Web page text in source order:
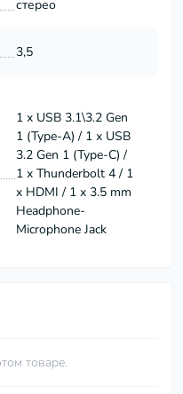
стерео
3,5
1 x USB 3.1\3.2 Gen
1 (Type-A) / 1 х USB
3.2 Gen 1 (Type-C) /
1 x Thunderbolt 4 / 1
x HDMI / 1 x 3.5 mm
Headphone-
Microphone Jack
товаре.